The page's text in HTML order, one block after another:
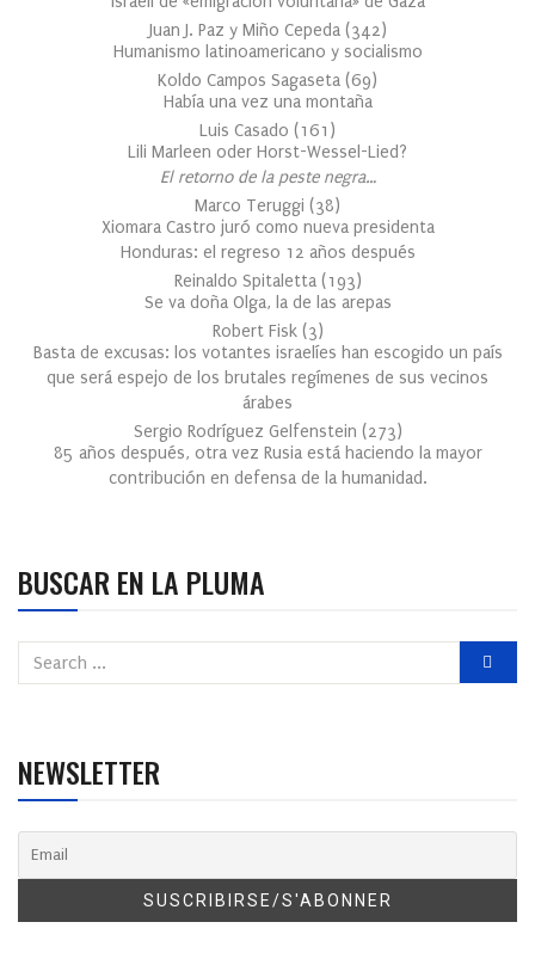
Juan J. Paz y Miño Cepeda (342)
Humanismo latinoamericano y socialismo
Koldo Campos Sagaseta (69)
Había una vez una montaña
Luis Casado (161 )
Lili Marleen oder Horst-Wessel-Lied?
El retorno de la peste negra…
Marco Teruggi (38)
Xiomara Castro juró como nueva presidenta
Honduras: el regreso 12 años después
Reinaldo Spitaletta (193)
Se va doña Olga, la de las arepas
Robert Fisk (3)
Basta de excusas: los votantes israelíes han escogido un país
que será espejo de los brutales regímenes de sus vecinos
árabes
Sergio Rodríguez Gelfenstein (273)
85 años después, otra vez Rusia está haciendo la mayor
contribución en defensa de la humanidad.
BUSCAR EN LA PLUMA
NEWSLETTER